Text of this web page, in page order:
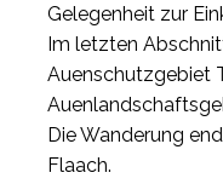
Gelegenheit zur
Im letzten
Auenschutzgebiet
Die Wanderung
Flaach.